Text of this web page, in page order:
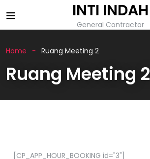
INTI INDAH
General Contractor
Home Ruang Meeting 2
Ruang Meeting 2
[CP_APP_HOUR_BOOKING id="3"]